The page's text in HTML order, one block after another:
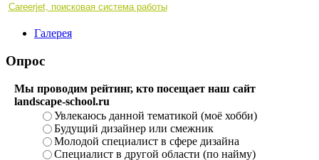
Careerjet, поисковая система работы
Галерея
Опрос
Мы проводим рейтинг, кто посещает наш сайт
landscape-school.ru
Увлекаюсь данной тематикой (моё хобби)
Будущий дизайнер или смежник
Молодой специалист в сфере дизайна
Специалист в другой области (по найму)